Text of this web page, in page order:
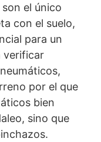
el único
con el suelo,
para un
verificar
por el que
bien
sino que